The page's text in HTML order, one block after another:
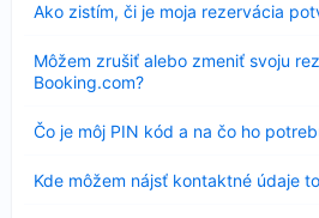
Ako zistím, či je moja rezervácia
sa
Môžem zrušiť alebo zmeniť svoju
Booking.com?
sa
Čo je môj PIN kód a na čo ho
Nezobrazuje
sa
Kde môžem nájsť kontaktné údaje
sa